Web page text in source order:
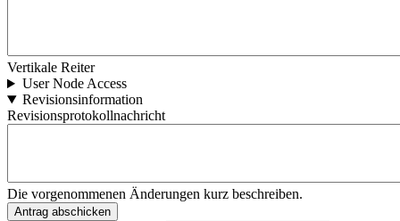
Vertikale Reiter
User Node Access
Revisionsinformation
Revisionsprotokollnachricht
Die vorgenommenen Änderungen kurz beschreiben.